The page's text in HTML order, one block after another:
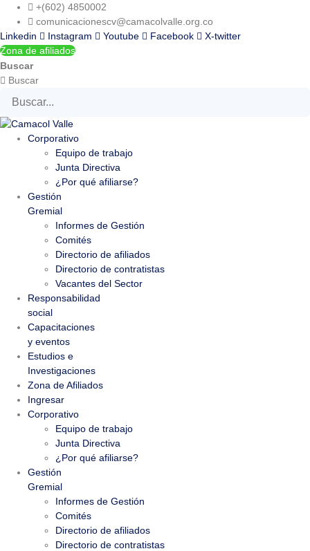
contenido
+(602) 4850002
comunicacionescv@camacolvalle.org.co
Linkedin
Instagram Youtube Facebook
X-twitter
Zona de afiliados
Buscar
Buscar
Corporativo
Equipo de trabajo
Junta Directiva
¿Por qué afiliarse?
Gestión
Gremial
Informes de Gestión
Comités
Directorio de afiliados
Directorio de contratistas
Vacantes del Sector
Responsabilidad
social
Capacitaciones
y eventos
Estudios e
Investigaciones
Zona de Afiliados
Ingresar
Corporativo
Equipo de trabajo
Junta Directiva
¿Por qué afiliarse?
Gestión
Gremial
Informes de Gestión
Comités
Directorio de afiliados
Directorio de contratistas